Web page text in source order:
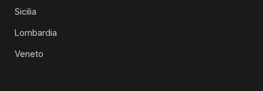
Sicilia
Lombardia
Veneto